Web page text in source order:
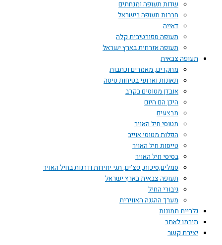
שדות תעופה ומנחתים
חברות תעופה בישראל
דאייה
תעופה ספורטיבית קלה
תעופה אזרחית בארץ ישראל
תעופה צבאית
מחקרים, מאמרים וכתבות
תאונות וארועי בטיחות טיסה
אובדן מטוסים בקרב
היכן הם היום
מבצעים
מטוסי חיל האויר
הפלות מטוסי אוייב
טייסות חיל האויר
בסיסי חיל האויר
סמלים,סיכות, פצ'ים, תגי יחידות ודרגות בחיל האויר
תעופה צבאית בארץ ישראל
גיבורי החיל
מערך ההגנה האווירית
גלריית תמונות
תירמו לאתר
יצירת קשר